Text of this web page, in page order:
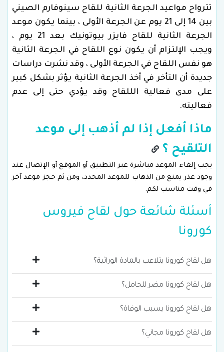
تترواح مواعيد الجرعة الثانية للقاح سينوفارم الصيني
بين 14 إلى 21 يوم عن الجرعة الأولى ، بينما يكون موعد
الجرعة الثانية للقاح فايزر بيوتونيك بعد 21 يوم ،
ويجب الإلتزام أن يكون نوع اللقاح في الجرعة الثانية
هو نفس اللقاح في الجرعة الأولى ، وقد نشرت دراسات
جديدة أن التأخر في أخذ الجرعة الثانية يؤثر بشكل كبير
على مدى فعالية الللقاح وقد يؤدي حتى إلى عدم
فعاليته.
ماذا أفعل إذا لم أذهب إلى موعد
التلقيح ؟
يجب إلغاء الموعد مباشرة عبر التطبيق أو الموقع أو الإتصال عند
وجود عذر يمنع من الذهاب للموعد المحدد، ومن ثم حجز موعد آخر
في وقت مناسب لكم.
أسئلة شائعة حول لقاح فيروس
كورونا
هل لقاح كورونا يتلاعب بالمادة الوراثية؟
هل لقاح كورونا مضر للحامل؟
هل لقاح كورونا يسبب الوفاة؟
هل لقاح كورونا مجاني؟